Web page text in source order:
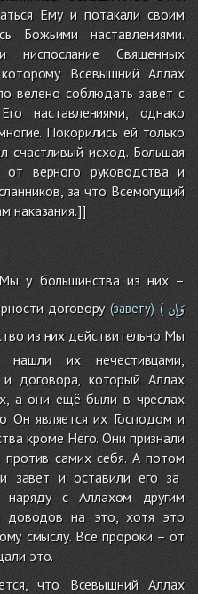
Ему и потакали своим
Божьими наставлениями.
ниспослание Священных
Всевышний Аллах
велено соблюдать завет с
наставлениями, однако
Покорились ей только
счастливый исход. Большая
от верного руководства и
за что Всемогущий
наказания.]]
у большинства из них –
договору(завету) ( وَإِن
из них действительно Мы
их нечестивцами,
договора, который Аллах
а они ещё были в чреслах
Он является их Господом и
кроме Него. Они признали
против самих себя. А потом
завет и оставили его за
наряду с Аллахом другим
доводов на это, хотя это
смыслу. Все пророки – от
это.
что Всевышний Аллах